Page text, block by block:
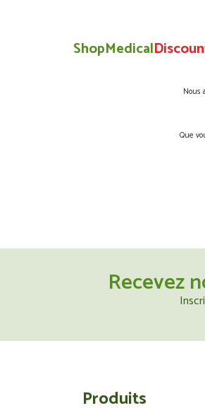
ShopMedical
Nous
Que
Recevez
Produits